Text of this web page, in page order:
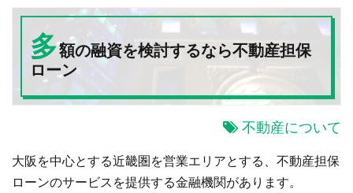
多額の融資を検討するなら不動産担保
ローン
不動産について
大阪を中心とする近畿圏を営業エリアとする、不動産担保
ローンのサービスを提供する金融機関があります。